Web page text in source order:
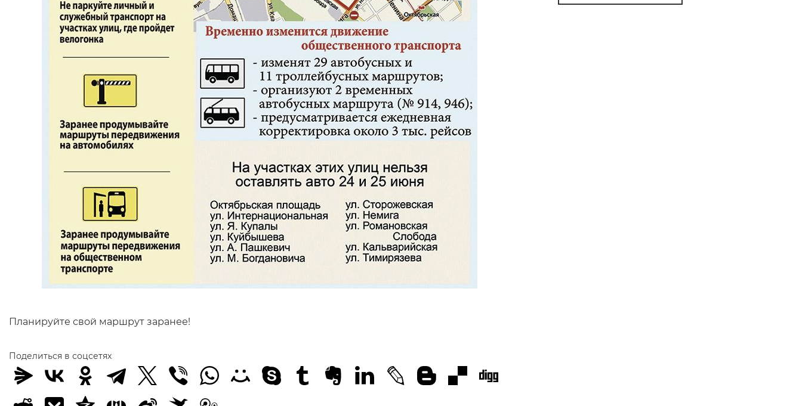
Планируйте свой маршрут заранее!
Поделиться в соцсетях